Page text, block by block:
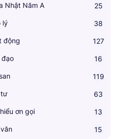
Nhật Năm A 25
lý 38
động 127
đạo 16
119
63
ơn gọi 13
15